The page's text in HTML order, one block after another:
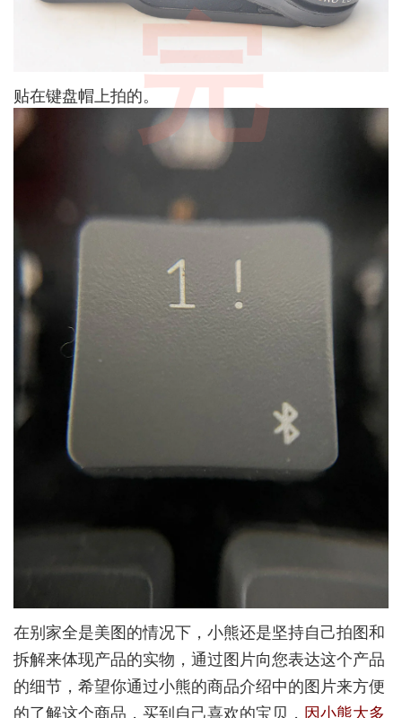
贴在键盘帽上拍的。
在别家全是美图的情况下，小熊还是坚持自己拍图和
拆解来体现产品的实物，通过图片向您表达这个产品
的细节，希望你通过小熊的商品介绍中的图片来方便
的了解这个商品，买到自己喜欢的宝贝， 因小熊大多
完